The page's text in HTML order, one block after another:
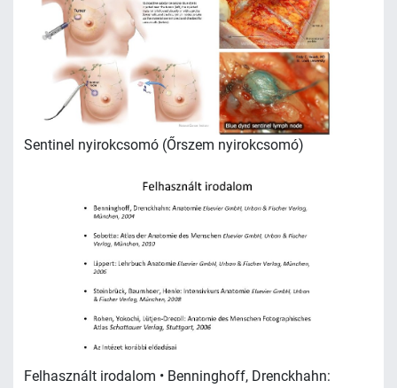
Sentinel nyirokcsomó (Őrszem nyirokcsomó)
Felhasznált irodalom • Benninghoff, Drenckhahn: